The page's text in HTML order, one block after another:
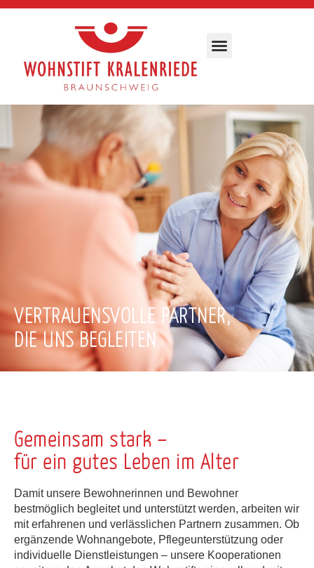
VERTRAUENSVOLLE PARTNER,
DIE UNS BEGLEITEN
Gemeinsam stark –
für ein gutes Leben im Alter
Damit unsere Bewohnerinnen und Bewohner
bestmöglich begleitet und unterstützt werden, arbeiten wir
mit erfahrenen und verlässlichen Partnern zusammen. Ob
ergänzende Wohnangebote, Pflegeunterstützung oder
individuelle Dienstleistungen – unsere Kooperationen